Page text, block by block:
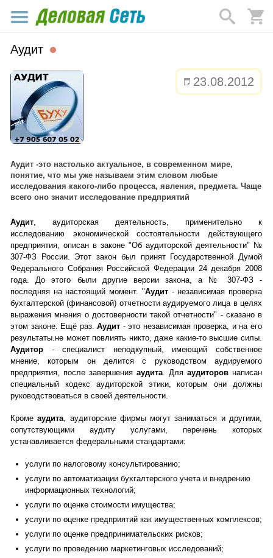
Аудит
23.08.2012
Аудит -это настолько актуальное, в современном мире,
понятие, что мы уже называем этим словом любые
исследования какого-либо процесса, явления, предмета. Чаще
всего оно значит исследование предприятий
Аудит, аудиторская деятельность, применительно к
исследованию экономической состоятельности действующего
предприятия, описан в законе "Об аудиторской деятельности" №
307-ФЗ России. Этот закон был принят Государственной Думой
Федерального Собрания Российской Федерации 24 декабря 2008
года. До этого были другие версии закона, а № 307-ФЗ -
последняя на настоящий момент. "Аудит - независимая проверка
бухгалтерской (финансовой) отчетности аудируемого лица в целях
выражения мнения о достоверности такой отчетности" - сказано в
этом законе. Ещё раз. Аудит - это независимая проверка, и на его
результаты.не может повлиять никто, даже какие-то высшие силы.
Аудитор
- специалист неподкупный, имеющий собственное
мнение, которым он делится с руководством аудируемого
предприятия, после завершения аудита. Для аудиторов написан
специальный кодекс аудиторской этики, которым они должны
руководствоваться в своей деятельности.
Кроме аудита, аудиторские фирмы могут заниматься и другими,
сопутствующими аудиту услугами, перечень которых
устанавливается федеральными стандартами:
услуги по налоговому консультированию;
услуги по автоматизации бухгалтерского учета и внедрению
информационных технологий;
услуги по оценке стоимости имущества;
услуги по оценке предприятий как имущественных комплексов;
услуги по оценке предпринимательских рисков;
услуги по проведению маркетинговых исследований;